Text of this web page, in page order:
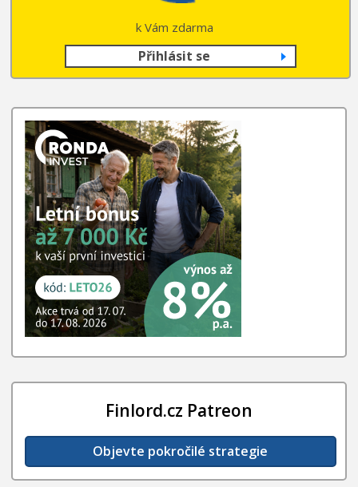
k Vám zdarma
Přihlásit se
Finlord.cz Patreon
Objevte pokročilé strategie